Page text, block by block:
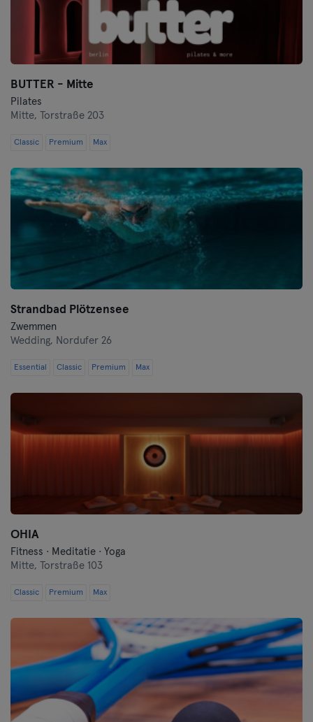
BUTTER - Mitte
Pilates
Mitte,
Torstraße 203
Classic Premium Max
Strandbad Plötzensee
Zwemmen
Wedding, Nordufer 26
Essential Classic Premium Max
OHIA
Fitness · Meditatie · Yoga
Mitte,
Torstraße 103
Classic Premium Max